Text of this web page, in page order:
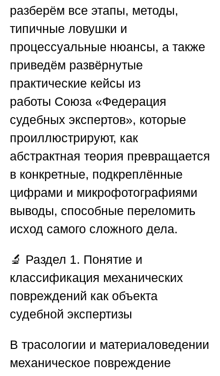
разберём все этапы, методы,
типичные ловушки и
процессуальные нюансы, а также
приведём развёрнутые
практические кейсы из
работы Союза «Федерация
судебных экспертов», которые
проиллюстрируют, как
абстрактная теория превращается
в конкретные, подкреплённые
цифрами и микрофотографиями
выводы, способные переломить
исход самого сложного дела.
🔬 Раздел 1. Понятие и
классификация механических
повреждений как объекта
судебной экспертизы
В трасологии и материаловедении
механическое повреждение